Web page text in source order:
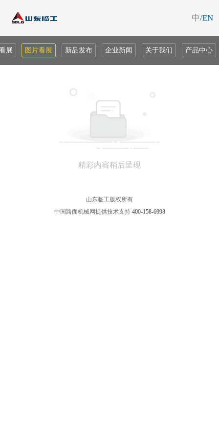
中/EN
展 图片看展 新品发布 企业新闻 关于我们 产品中心
精彩内容稍后呈现
山东临工版权所有
中国路面机械网提供技术支持 400-158-6998